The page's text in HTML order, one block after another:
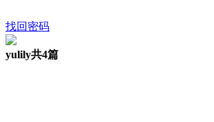
找回密码
yulily共4篇